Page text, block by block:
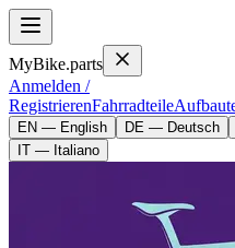
MyBike.parts
Anmelden /
RegistrierenFahrradteile
EN — English DE — Deutsch
IT — Italiano